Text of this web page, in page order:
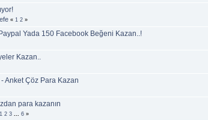
« 1 2 »
Yada 150 Facebook Beğeni Kazan..!
Kazan..
Anket Çöz Para Kazan
para kazanın
1 2 3 6 »